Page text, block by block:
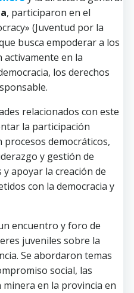
, participaron en el
(Juventud por la
busca empoderar a los
en la
los derechos
relacionados con este
la participación
procesos democráticos,
y gestión de
apoyar la creación de
con la democracia y
encuentro y foro de
juveniles sobre la
Se abordaron temas
social, las
en la provincia en